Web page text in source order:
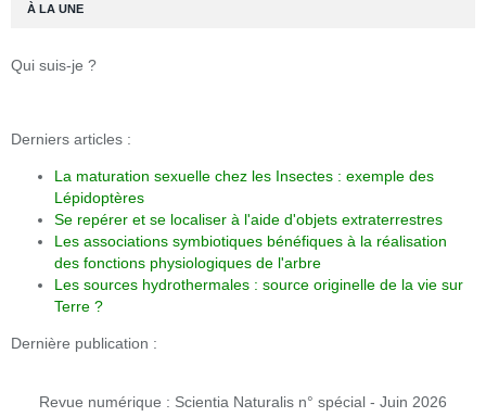
À LA UNE
Qui suis-je ?
Derniers articles :
La maturation sexuelle chez les Insectes : exemple des
Lépidoptères
Se repérer et se localiser à l'aide d'objets extraterrestres
Les associations symbiotiques bénéfiques à la réalisation
des fonctions physiologiques de l'arbre
Les sources hydrothermales : source originelle de la vie sur
Terre ?
Dernière publication :
Revue numérique : Scientia Naturalis n° spécial - Juin 2026